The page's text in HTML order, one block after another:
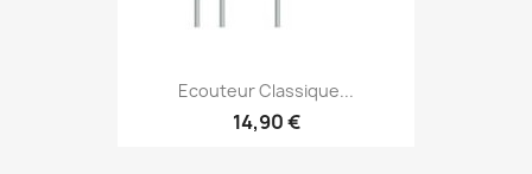
Ecouteur Classique...
14,90 €